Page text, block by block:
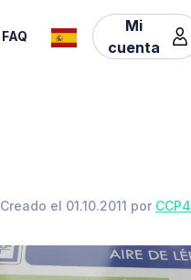
FAQ
Mi
cuenta
Creado el 01.10.2011 por